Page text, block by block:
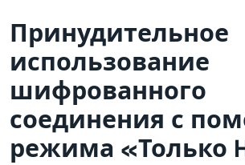
Принудительное
использование
шифрованного
соединения с
режима «Только